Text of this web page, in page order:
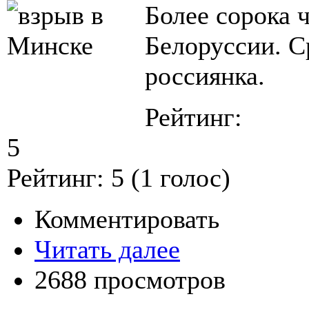
Более сорока
Белоруссии.
россиянка.
Рейтинг:
5
Рейтинг: 5 (1 голос)
Комментировать
Читать далее
2688 просмотров